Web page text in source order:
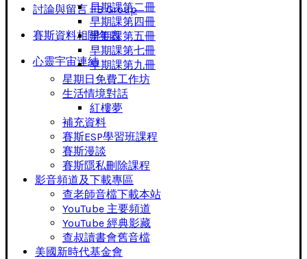
討論與留言 FB Group
賽斯資料相關年表
心靈宇宙連結
早期課第二冊
早期課第四冊
早期課第五冊
早期課第七冊
早期課第九冊
星期日免費工作坊
生活情境對話
紅樓夢
補充資料
賽斯ESP學習班課程
賽斯漫談
賽斯隱私刪除課程
影音頻道及下載專區
查老師音檔下載本站
YouTube 主要頻道
YouTube 經典影藏
查叔讀書會舊音檔
美國新時代基金會